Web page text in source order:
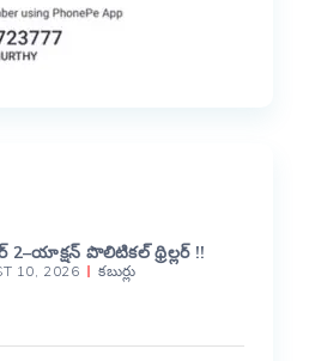
2–యాక్షన్ పొలిటికల్ థ్రిల్లర్ !!
10, 2026 కబుర్లు